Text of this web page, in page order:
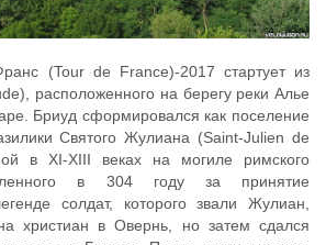
(Tour de France)-2017 стартует из
расположенного на берегу реки Алье
Бриуд сформировался как поселение
Святого Жулиана (Saint-Julien de
в XI-XIII веках на могиле римского
в 304 году за принятие
солдат, которого звали Жулиан,
христиан в Овернь, но затем сдался